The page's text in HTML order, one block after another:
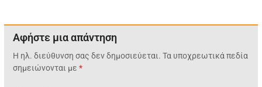
Αφήστε μια απάντηση
Η ηλ. διεύθυνση σας δεν δημοσιεύεται. Τα υποχρεωτικά πεδία
σημειώνονται με*